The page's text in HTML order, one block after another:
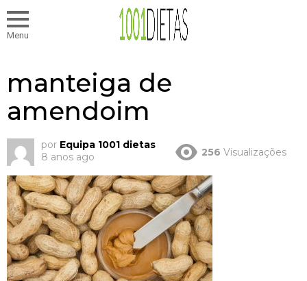
Menu
manteiga de
amendoim
por Equipa 1001 dietas
8 anos ago
256 Visualizações